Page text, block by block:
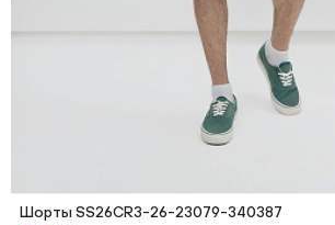
Шорты SS26CR3-26-23079-340387